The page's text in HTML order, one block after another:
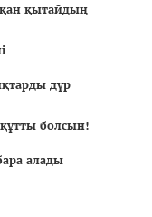
қытайдың
дүр
болсын!
алады